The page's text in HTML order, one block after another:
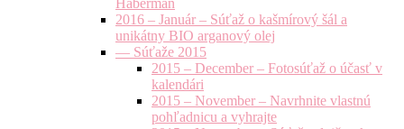
Haberman
2016 – Január – Súťaž o kašmírový šál a
unikátny BIO arganový olej
— Súťaže 2015
2015 – December – Fotosúťaž o účasť v
kalendári
2015 – November – Navrhnite vlastnú
pohľadnicu a vyhrajte